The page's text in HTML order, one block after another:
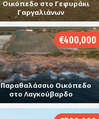
Οικόπεδο στο Γεφυράκι
Γαργαλιάνων
€400,000
Παραθαλάσσιο Οικόπεδο
στο Λαγκούβαρδο